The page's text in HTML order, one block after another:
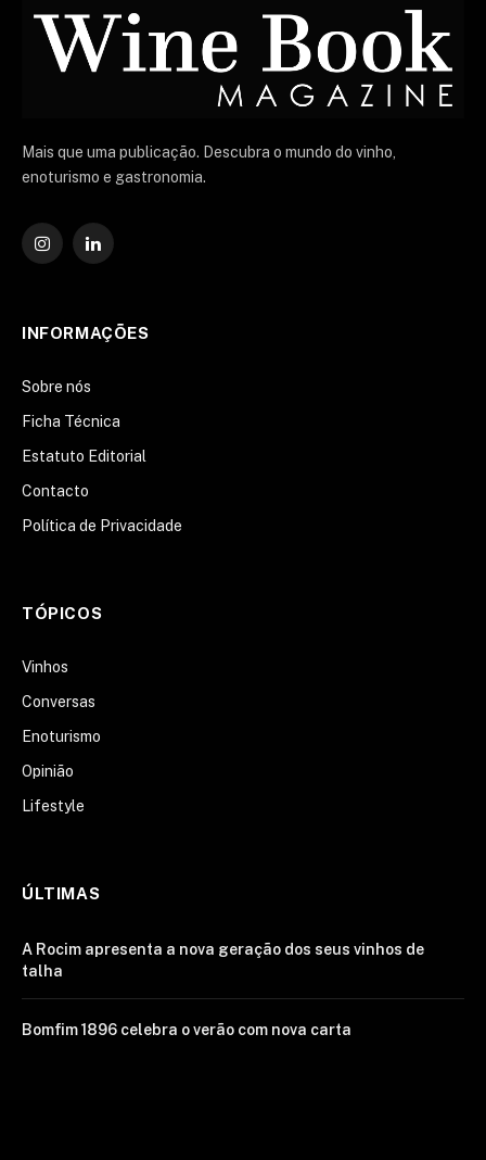
Mais que uma publicação. Descubra o mundo do vinho,
enoturismo e gastronomia.
Instagram
O
INFORMAÇÕES
Sobre nós
Ficha Técnica
Estatuto Editorial
Contacto
Política de Privacidade
TÓPICOS
Vinhos
Conversas
Enoturismo
Opinião
Lifestyle
ÚLTIMAS
A Rocim apresenta a nova geração dos seus vinhos de
talha
Bomfim 1896 celebra o verão com nova carta